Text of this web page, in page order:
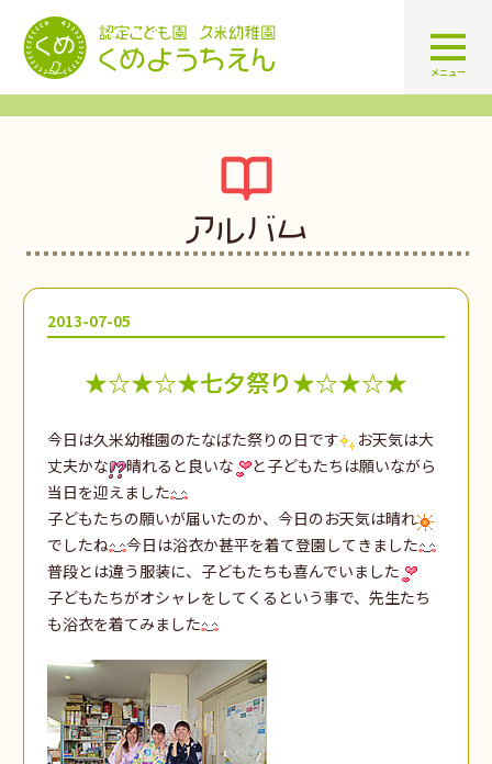
認定こども園 学校法人久米幼
メニュー
アルバム
2013-07-05
★☆★☆★七夕祭り★☆★☆★
今日は久米幼稚園のたなばた祭りの日です
お天気は大
丈夫かな
晴れると良いな
と子どもたちは願いながら
当日を迎えました
子どもたちの願いが届いたのか、今日のお天気は晴れ
でしたね
今日は浴衣か甚平を着て登園してきました
普段とは違う服装に、子どもたちも喜んでいました
子どもたちがオシャレをしてくるという事で、先生たち
も浴衣を着てみました